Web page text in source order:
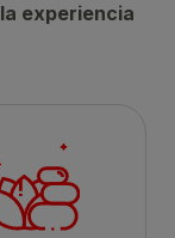
la experiencia